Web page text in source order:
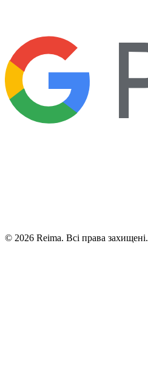
© 2026 Reima. Всі права захищені.